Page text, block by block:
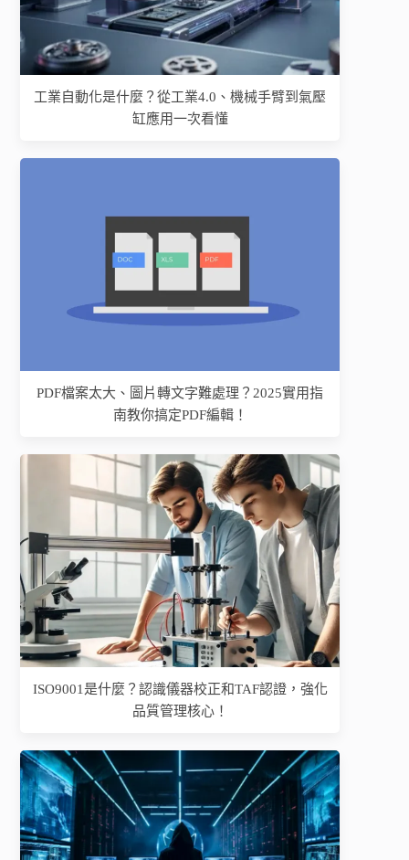
工業自動化是什麼？從工業4.0、機械手臂到氣壓
缸應用一次看懂
PDF檔案太大、圖片轉文字難處理？2025實用指
南教你搞定PDF編輯！
ISO9001是什麼？認識儀器校正和TAF認證，強化
品質管理核心！